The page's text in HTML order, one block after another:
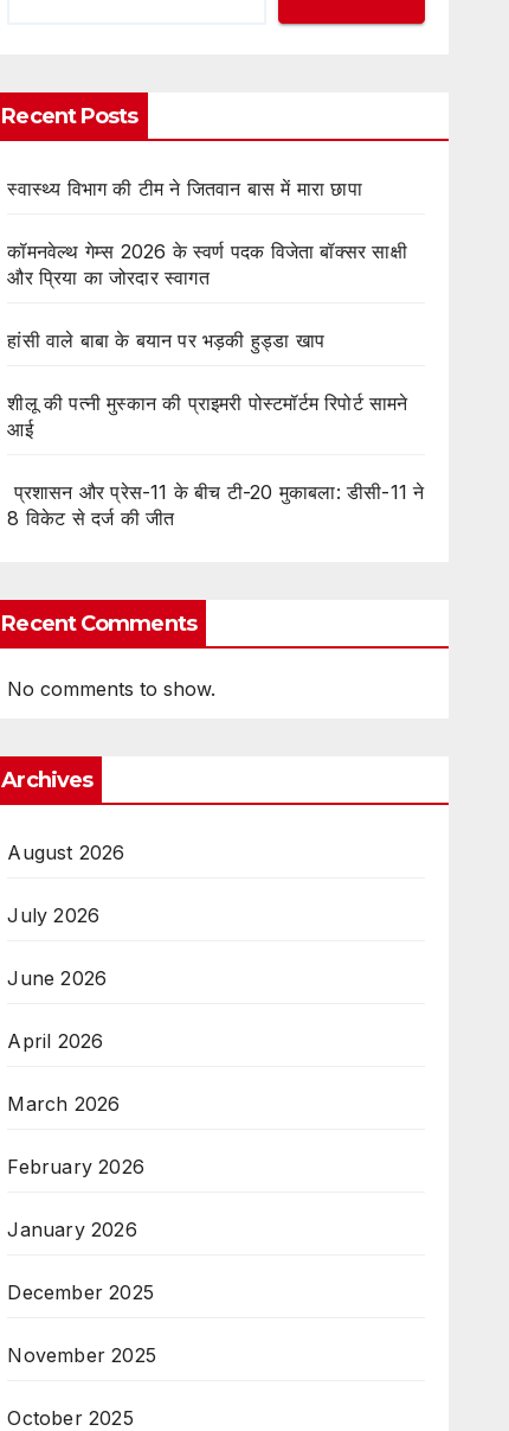
Recent Posts
स्वास्थ्य विभाग की टीम ने जितवान बास में मारा छापा
कॉमनवेल्थ गेम्स 2026 के स्वर्ण पदक विजेता बॉक्सर साक्षी
और प्रिया का जोरदार स्वागत
हांसी वाले बाबा के बयान पर भड़की हुड्डा खाप
शीलू की पत्नी मुस्कान की प्राइमरी पोस्टमॉर्टम रिपोर्ट सामने
आई
प्रशासन और प्रेस-11 के बीच टी-20 मुकाबला: डीसी-11 ने
8 विकेट से दर्ज की जीत
Recent Comments
No comments to show.
Archives
August 2026
July 2026
June 2026
April 2026
March 2026
February 2026
January 2026
December 2025
November 2025
October 2025